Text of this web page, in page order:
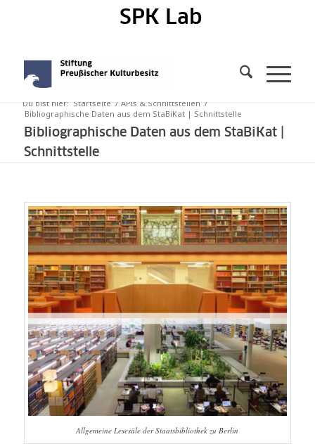
SPK Lab
Bibliographische Daten aus dem StaBiKat |
Schnittstelle
Du bist hier: Startseite / APIs & Schnittstellen /
Bibliographische Daten aus dem StaBiKat | Schnittstelle
Allgemeine Lesesäle der Staatsbibliothek zu Berlin